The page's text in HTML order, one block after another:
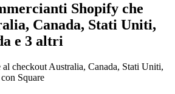
Shopify che
Canada, Stati Uniti,
e 3 altri
checkout Australia, Canada, Stati Uniti,
Square